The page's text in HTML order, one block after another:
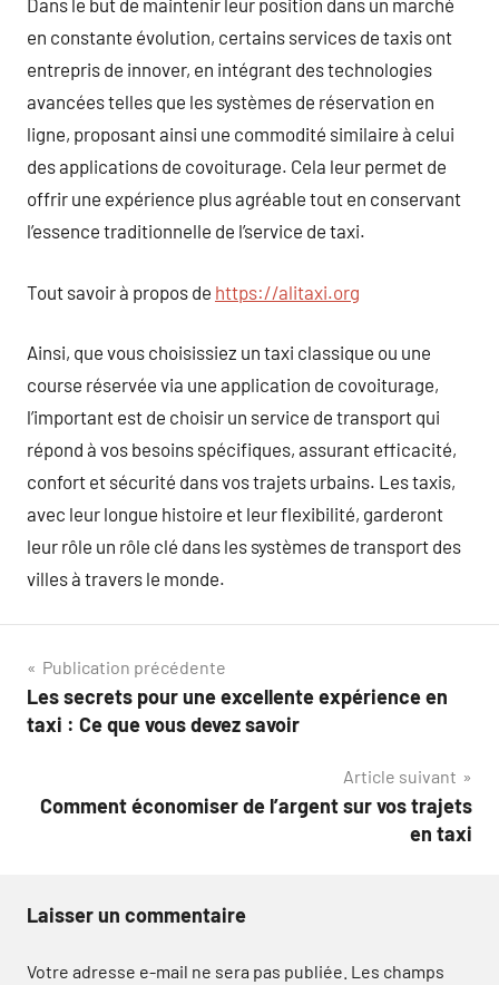
Dans le but de maintenir leur position dans un marché
en constante évolution, certains services de taxis ont
entrepris de innover, en intégrant des technologies
avancées telles que les systèmes de réservation en
ligne, proposant ainsi une commodité similaire à celui
des applications de covoiturage. Cela leur permet de
offrir une expérience plus agréable tout en conservant
l’essence traditionnelle de l’service de taxi.
Tout savoir à propos de https://alitaxi.org
Ainsi, que vous choisissiez un taxi classique ou une
course réservée via une application de covoiturage,
l’important est de choisir un service de transport qui
répond à vos besoins spécifiques, assurant efficacité,
confort et sécurité dans vos trajets urbains. Les taxis,
avec leur longue histoire et leur flexibilité, garderont
leur rôle un rôle clé dans les systèmes de transport des
villes à travers le monde.
Navigation
de
Publication précédente
Les secrets pour une excellente expérience en
taxi : Ce que vous devez savoir
Article suivant
Comment économiser de l’argent sur vos trajets
en taxi
Laisser un commentaire
Votre adresse e-mail ne sera pas publiée. Les champs